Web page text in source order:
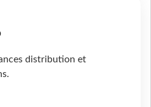
distribution et